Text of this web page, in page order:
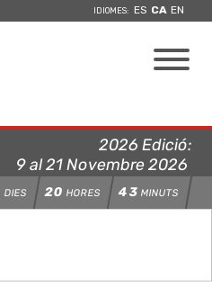
IDIOMES: ES CA EN
2026 Edició:
9 al 21 Novembre 2026
DIES 20 HORES 43 MINUTS